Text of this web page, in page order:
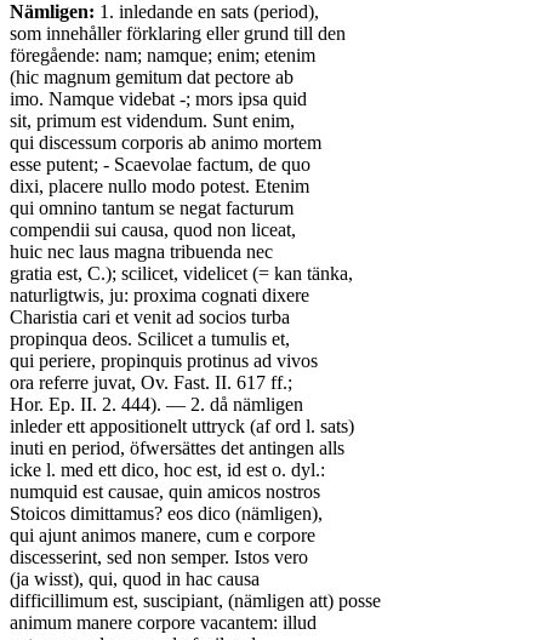
Nämligen: 1. inledande en sats (period),
som innehåller förklaring eller grund till den
föregående: nam; namque; enim; etenim
(hic magnum gemitum dat pectore ab
imo. Namque videbat -; mors ipsa quid
sit, primum est videndum. Sunt enim,
qui discessum corporis ab animo mortem
esse putent; - Scaevolae factum, de quo
dixi, placere nullo modo potest. Etenim
qui omnino tantum se negat facturum
compendii sui causa, quod non liceat,
huic nec laus magna tribuenda nec
gratia est, C.); scilicet, videlicet (= kan tänka,
naturligtwis, ju: proxima cognati dixere
Charistia cari et venit ad socios turba
propinqua deos. Scilicet a tumulis et,
qui periere, propinquis protinus ad vivos
ora referre juvat, Ov. Fast. II. 617 ff.;
Hor. Ep. II. 2. 444). — 2. då nämligen
inleder ett appositionelt uttryck (af ord l. sats)
inuti en period, öfwersättes det antingen alls
icke l. med ett dico, hoc est, id est o. dyl.:
numquid est causae, quin amicos nostros
Stoicos dimittamus? eos dico (nämligen),
qui ajunt animos manere, cum e corpore
discesserint, sed non semper. Istos vero
(ja wisst), qui, quod in hac causa
difficillimum est, suscipiant, (nämligen att) posse
animum manere corpore vacantem: illud